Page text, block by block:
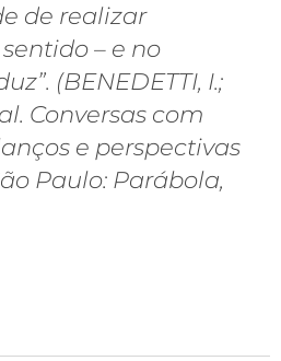
de realizar
– e no
(BENEDETTI, I.;
Conversas com
e perspectivas
Paulo: Parábola,